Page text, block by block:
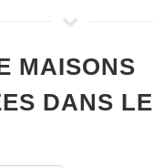
MAISONS
DANS LE